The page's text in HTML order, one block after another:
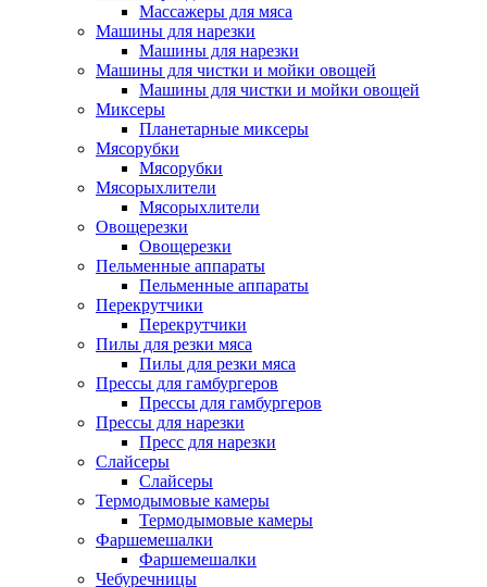
Массажеры для мяса
Машины для нарезки
Машины для нарезки
Машины для чистки и мойки овощей
Машины для чистки и мойки овощей
Миксеры
Планетарные миксеры
Мясорубки
Мясорубки
Мясорыхлители
Мясорыхлители
Овощерезки
Овощерезки
Пельменные аппараты
Пельменные аппараты
Перекрутчики
Перекрутчики
Пилы для резки мяса
Пилы для резки мяса
Прессы для гамбургеров
Прессы для гамбургеров
Прессы для нарезки
Пресс для нарезки
Слайсеры
Слайсеры
Термодымовые камеры
Термодымовые камеры
Фаршемешалки
Фаршемешалки
Чебуречницы